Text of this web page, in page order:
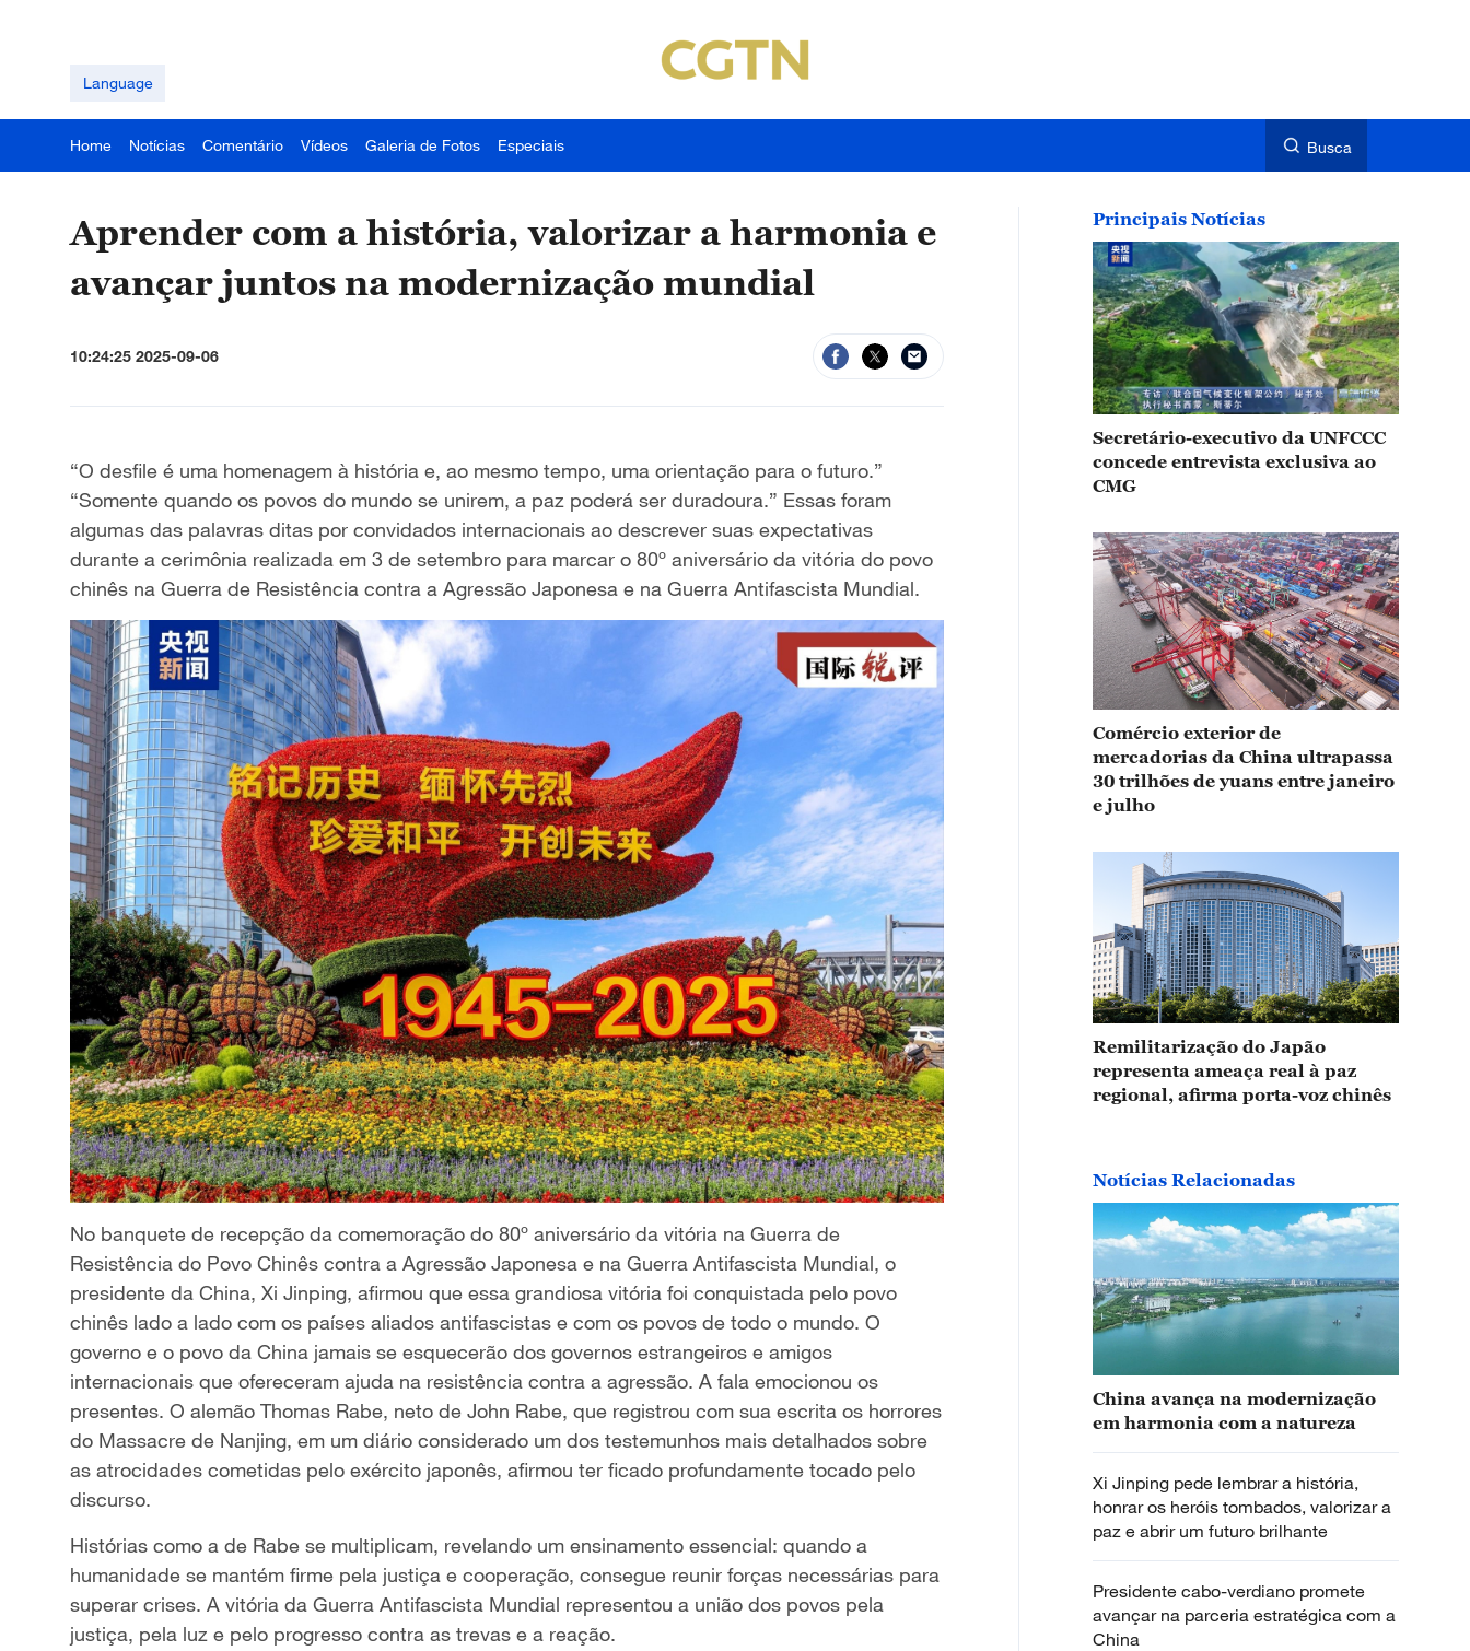
Language
Home Notícias Comentário Vídeos Galeria de Fotos Especiais Busca
Aprender com a história, valorizar a harmonia e
avançar juntos na modernização mundial
10:24:25 2025-09-06
“O desfile é uma homenagem à história e, ao mesmo tempo, uma orientação para o futuro.”
“Somente quando os povos do mundo se unirem, a paz poderá ser duradoura.” Essas foram
algumas das palavras ditas por convidados internacionais ao descrever suas expectativas
durante a cerimônia realizada em 3 de setembro para marcar o 80º aniversário da vitória do povo
chinês na Guerra de Resistência contra a Agressão Japonesa e na Guerra Antifascista Mundial.
No banquete de recepção da comemoração do 80º aniversário da vitória na Guerra de
Resistência do Povo Chinês contra a Agressão Japonesa e na Guerra Antifascista Mundial, o
presidente da China, Xi Jinping, afirmou que essa grandiosa vitória foi conquistada pelo povo
chinês lado a lado com os países aliados antifascistas e com os povos de todo o mundo. O
governo e o povo da China jamais se esquecerão dos governos estrangeiros e amigos
internacionais que ofereceram ajuda na resistência contra a agressão. A fala emocionou os
presentes. O alemão Thomas Rabe, neto de John Rabe, que registrou com sua escrita os horrores
do Massacre de Nanjing, em um diário considerado um dos testemunhos mais detalhados sobre
as atrocidades cometidas pelo exército japonês, afirmou ter ficado profundamente tocado pelo
discurso.
Histórias como a de Rabe se multiplicam, revelando um ensinamento essencial: quando a
humanidade se mantém firme pela justiça e cooperação, consegue reunir forças necessárias para
superar crises. A vitória da Guerra Antifascista Mundial representou a união dos povos pela
justiça, pela luz e pelo progresso contra as trevas e a reação.
Principais Notícias
Secretário-executivo da UNFCCC
concede entrevista exclusiva ao
CMG
Comércio exterior de
mercadorias da China ultrapassa
30 trilhões de yuans entre janeiro
e julho
Remilitarização do Japão
representa ameaça real à paz
regional, afirma porta-voz chinês
Notícias Relacionadas
China avança na modernização
em harmonia com a natureza
Xi Jinping pede lembrar a história,
honrar os heróis tombados, valorizar a
paz e abrir um futuro brilhante
Presidente cabo-verdiano promete
avançar na parceria estratégica com a
China